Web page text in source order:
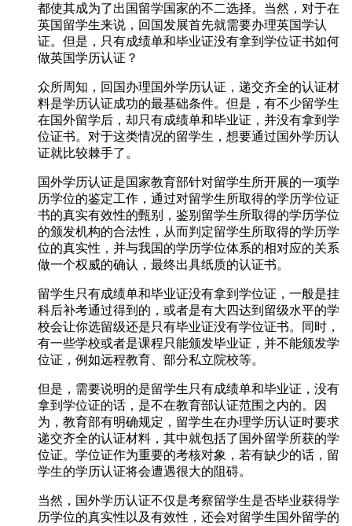
都使其成为了出国留学国家的不二选择。当然，对于在
英国留学生来说，回国发展首先就需要办理英国学认
证。但是，只有成绩单和毕业证没有拿到学位证书如何
做英国学历认证？
众所周知，回国办理国外学历认证，递交齐全的认证材
料是学历认证成功的最基础条件。但是，有不少留学生
在国外留学后，却只有成绩单和毕业证，并没有拿到学
位证书。对于这类情况的留学生，想要通过国外学历认
证就比较棘手了。
国外学历认证是国家教育部针对留学生所开展的一项学
历学位的鉴定工作，通过对留学生所取得的学历学位证
书的真实有效性的甄别，鉴别留学生所取得的学历学位
的颁发机构的合法性，从而判定留学生所取得的学历学
位的真实性，并与我国的学历学位体系的相对应的关系
做一个权威的确认，最终出具纸质的认证书。
留学生只有成绩单和毕业证没有拿到学位证，一般是挂
科后补考通过得到的，或者是有大四达到留级水平的学
校会让你选留级还是只有毕业证没有学位证书。同时，
有一些学校或者是课程只能颁发毕业证，并不能颁发学
位证，例如远程教育、部分私立院校等。
但是，需要说明的是留学生只有成绩单和毕业证，没有
拿到学位证的话，是不在教育部认证范围之内的。因
为，教育部有明确规定，留学生在办理学历认证时要求
递交齐全的认证材料，其中就包括了国外留学所获的学
位证。学位证作为重要的考核对象，若有缺少的话，留
学生的学历认证将会遭遇很大的阻碍。
当然，国外学历认证不仅是考察留学生是否毕业获得学
历学位的真实性以及有效性，还会对留学生国外留学的